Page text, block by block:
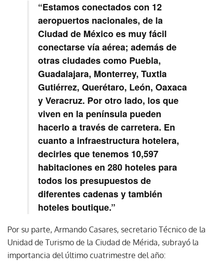
“Estamos conectados con 12
aeropuertos nacionales, de la
Ciudad de México es muy fácil
conectarse vía aérea; además de
otras ciudades como Puebla,
Guadalajara, Monterrey, Tuxtla
Gutiérrez, Querétaro, León, Oaxaca
y Veracruz. Por otro lado, los que
viven en la península pueden
hacerlo a través de carretera. En
cuanto a infraestructura hotelera,
decirles que tenemos 10,597
habitaciones en 280 hoteles para
todos los presupuestos de
diferentes cadenas y también
hoteles boutique.”
Por su parte, Armando Casares, secretario Técnico de la
Unidad de Turismo de la Ciudad de Mérida, subrayó la
importancia del último cuatrimestre del año: